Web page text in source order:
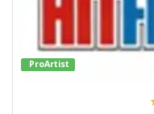
ProArtist